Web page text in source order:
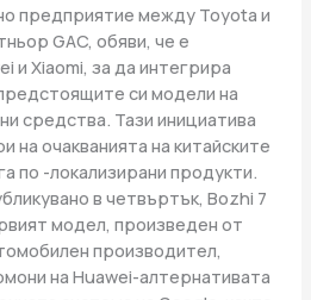
предприятие между Toyota и
GAC, обяви, че е
и Xiaomi, за да интегрира
си модели на
средства. Тази инициатива
на очакванията на китайските
по -локализирани продукти.
в четвъртък, Bozhi 7
модел, произведен от
производител,
на Huawei-алтернативата